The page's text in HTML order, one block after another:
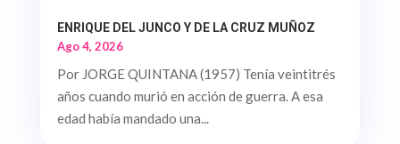
ENRIQUE DEL JUNCO Y DE LA CRUZ MUÑOZ
Ago 4, 2026
Por JORGE QUINTANA (1957) Tenía veintitrés
años cuando murió en acción de guerra. A esa
edad había mandado una...